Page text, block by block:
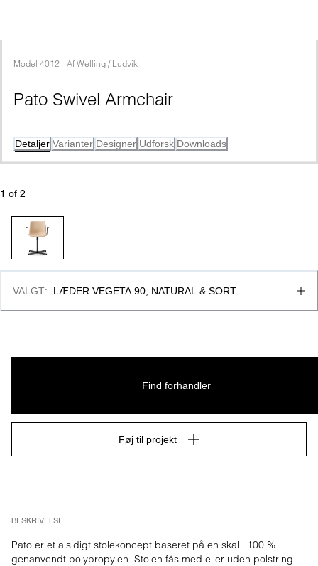
Model 4012 - Af Welling / Ludvik
Pato Swivel Armchair
Detaljer Varianter Designer Udforsk Downloads
1 of 2
BESKRIVELSE
Pato er et alsidigt stolekoncept baseret på en skal i 100 %
genanvendt polypropylen. Stolen fås med eller uden polstring
VALGT: LÆDER VEGETA 90, NATURAL & SORT
Find forhandler
Føj til projekt